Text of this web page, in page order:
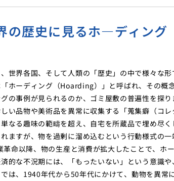
の歴史に見るホ―ディング
世界各国、そして人類の「歴史」の中で様々な形
ホーディング（Hoarding）」と呼ばれ、その概
の事例が見られるのか、ゴミ屋敷の普遍性を探
い品物や美術品を異常に収集する「蒐集癖（コ
なる趣味の範疇を超え、自宅を所蔵品で埋め尽く
ますが、物を過剰に溜め込むという行動様式の
命以降、物の生産と消費が拡大したことで、ホ
的な不況期には、「もったいない」という意識や
は、1940年代から50年代にかけて、動物を異常